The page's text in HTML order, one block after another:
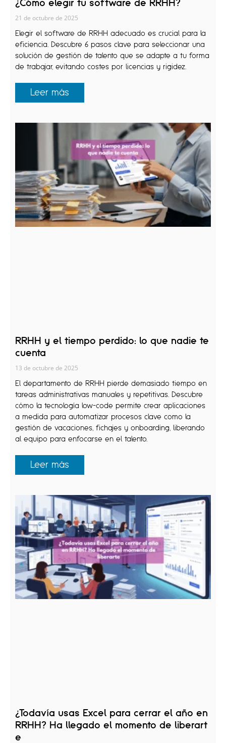
¿Cómo elegir tu software de RRHH?
21 de octubre de 2025
Elegir el software de RRHH adecuado es crucial para la
eficiencia. Descubre 6 pasos clave para seleccionar una
solución de gestión de talento que se adapte a tu forma
de trabajar, evitando costes por licencias y rigidez.
Leer más
RRHH y el tiempo perdido: lo que nadie te
cuenta
13 de octubre de 2025
El departamento de RRHH pierde demasiado tiempo en
tareas administrativas manuales y repetitivas. Descubre
cómo la tecnología low-code permite crear aplicaciones
a medida para automatizar procesos clave como la
gestión de vacaciones, fichajes y onboarding, liberando
al equipo para enfocarse en el talento.
Leer más
¿Todavía usas Excel para cerrar el año en
RRHH? Ha llegado el momento de liberart
e